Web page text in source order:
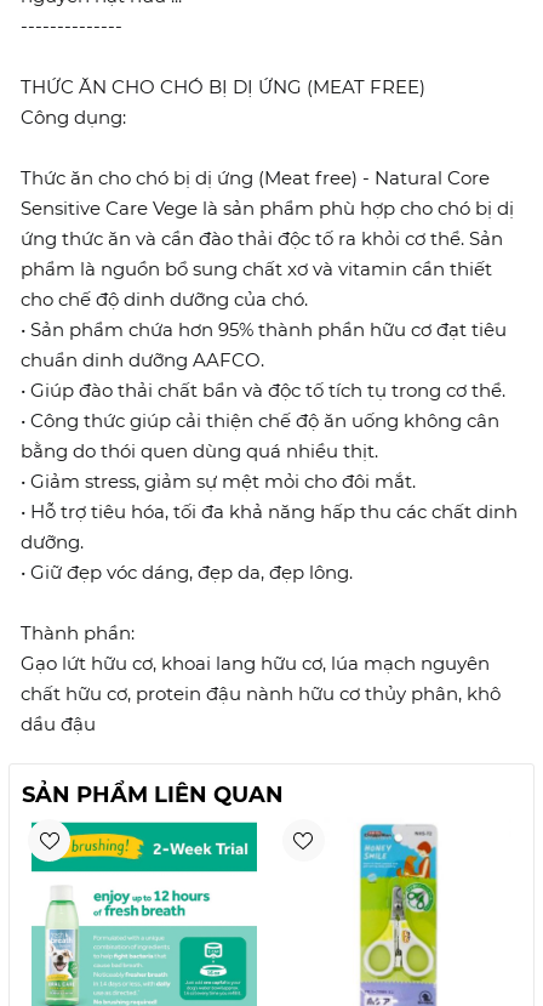
--------------
THỨC ĂN CHO CHÓ BỊ DỊ ỨNG (MEAT FREE)
Công dụng:
Thức ăn cho chó bị dị ứng (Meat free) - Natural Core
Sensitive Care Vege là sản phẩm phù hợp cho chó bị dị
ứng thức ăn và cần đào thải độc tố ra khỏi cơ thể. Sản
phẩm là nguồn bổ sung chất xơ và vitamin cần thiết
cho chế độ dinh dưỡng của chó.
• Sản phẩm chứa hơn 95% thành phần hữu cơ đạt tiêu
chuẩn dinh dưỡng AAFCO.
• Giúp đào thải chất bẩn và độc tố tích tụ trong cơ thể.
• Công thức giúp cải thiện chế độ ăn uống không cân
bằng do thói quen dùng quá nhiều thịt.
• Giảm stress, giảm sự mệt mỏi cho đôi mắt.
• Hỗ trợ tiêu hóa, tối đa khả năng hấp thu các chất dinh
dưỡng.
• Giữ đẹp vóc dáng, đẹp da, đẹp lông.
Thành phần:
Gạo lứt hữu cơ, khoai lang hữu cơ, lúa mạch nguyên
chất hữu cơ, protein đậu nành hữu cơ thủy phân, khô
dầu đậu
SẢN PHẨM LIÊN QUAN